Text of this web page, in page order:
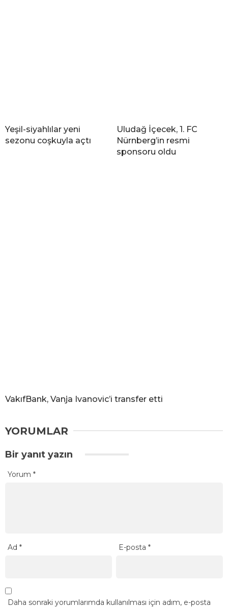
Yeşil-siyahlılar yeni
sezonu coşkuyla açtı
Uludağ İçecek, 1. FC
Nürnberg’in resmi
sponsoru oldu
VakıfBank, Vanja Ivanovic’i transfer etti
YORUMLAR
Bir yanıt yazın
Yorum *
Ad * E-posta*
Daha sonraki yorumlarımda kullanılması için adım, e-posta